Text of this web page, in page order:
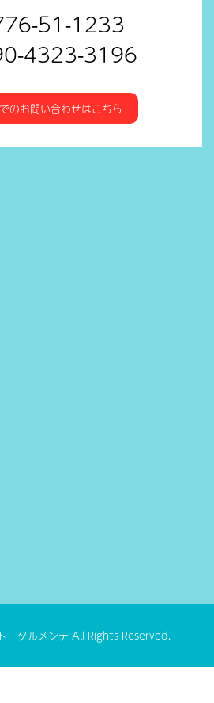
51-1233
4323-3196
のお問い合わせはこちら
タルメンテ All Rights Reserved.